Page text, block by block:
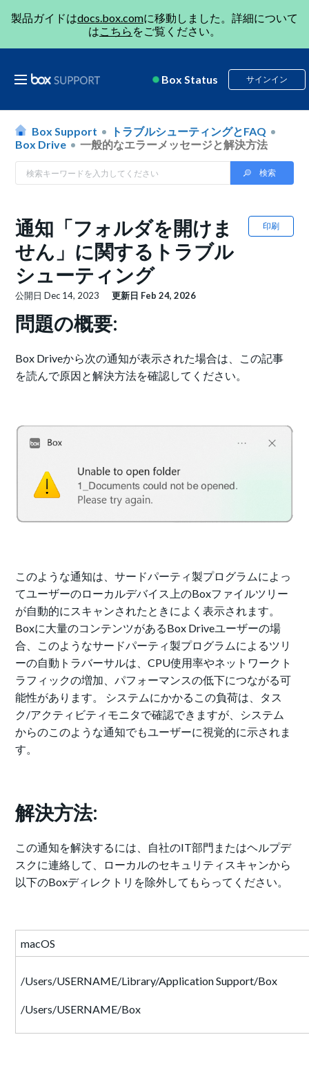
製品ガイドはdocs.box.comに移動しました。詳細について
はこちら をご覧ください。
Box Status サインイン
Box Support
トラブルシューティングとFAQ
Box Drive
一般的なエラーメッセージと解決方法
印刷
通知「フォルダを開けま
せん」に関するトラブル
シューティング
公開日Dec 14, 2023 更新日 Feb 24, 2026
問題の概要:
Box Driveから次の通知が表示された場合は、この記事
を読んで原因と解決方法を確認してください。
このような通知は、サードパーティ製プログラムによっ
てユーザーのローカルデバイス上のBoxファイルツリー
が自動的にスキャンされたときによく表示されます。
Boxに大量のコンテンツがあるBox Driveユーザーの場
合、このようなサードパーティ製プログラムによるツリ
ーの自動トラバーサルは、CPU使用率やネットワークト
ラフィックの増加、パフォーマンスの低下につながる可
能性があります。 システムにかかるこの負荷は、タス
ク/アクティビティモニタで確認できますが、システム
からのこのような通知でもユーザーに視覚的に示されま
す。
解決方法:
この通知を解決するには、自社のIT部門またはヘルプデ
スクに連絡して、ローカルのセキュリティスキャンから
以下のBoxディレクトリを除外してもらってください。
macOS
/Users/USERNAME/Library/Application Support/Box
/Users/USERNAME/Box